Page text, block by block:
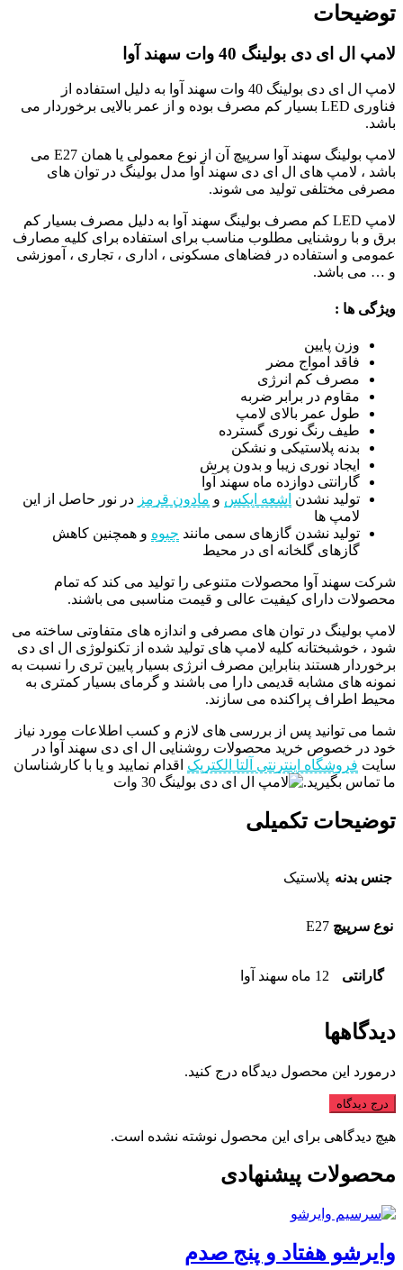
توضیحات
لامپ ال ای دی بولینگ 40 وات سهند آوا
لامپ ال ای دی بولینگ 40 وات سهند آوا به دلیل استفاده از
فناوری LED بسیار کم مصرف بوده و از عمر بالایی برخوردار می
باشد.
لامپ بولینگ سهند آوا سرپیچ آن از نوع معمولی یا همان E27 می
باشد ، لامپ های ال ای دی سهند آوا مدل بولینگ در توان های
مصرفی مختلفی تولید می شوند.
لامپ LED کم مصرف بولینگ سهند آوا به دلیل مصرف بسیار کم
برق و با روشنایی مطلوب مناسب برای استفاده برای کلیه مصارف
عمومی و استفاده در فضاهای مسکونی ، اداری ، تجاری ، آموزشی
و … می باشد.
ویژگی ها :
وزن پایین
فاقد امواج مضر
مصرف کم انرژی
مقاوم در برابر ضربه
طول عمر بالای لامپ
طیف رنگ نوری گسترده
بدنه پلاستیکی و نشکن
ایجاد نوری زیبا و بدون پرش
گارانتی دوازده ماه سهند آوا
تولید نشدن اشعه ایکس و مادون قرمز در نور حاصل از این
لامپ ها
تولید نشدن گازهای سمی مانند جیوه و همچنین کاهش
گازهای گلخانه ای در محیط
شرکت سهند آوا محصولات متنوعی را تولید می کند که تمام
محصولات دارای کیفیت عالی و قیمت مناسبی می باشند.
لامپ بولینگ در توان های مصرفی و اندازه های متفاوتی ساخته می
شود ، خوشبختانه کلیه لامپ های تولید شده از تکنولوژی ال ای دی
برخوردار هستند بنابراین مصرف انرژی بسیار پایین تری را نسبت به
نمونه های مشابه قدیمی دارا می باشند و گرمای بسیار کمتری به
محیط اطراف پراکنده می سازند.
شما می توانید پس از بررسی های لازم و کسب اطلاعات مورد نیاز
خود در خصوص خرید محصولات روشنایی ال ای دی سهند آوا در
سایت فروشگاه اینترنتی آلتا الکتریک اقدام نمایید و یا با کارشناسان
ما تماس بگیرید.
توضیحات تکمیلی
جنس بدنه پلاستیک
نوع سرپیچ E27
گارانتی 12 ماه سهند آوا
دیدگاهها
درمورد این محصول دیدگاه درج کنید.
درج دیدگاه
هیچ دیدگاهی برای این محصول نوشته نشده است.
محصولات پیشنهادی
وایرشو هفتاد و پنج صدم